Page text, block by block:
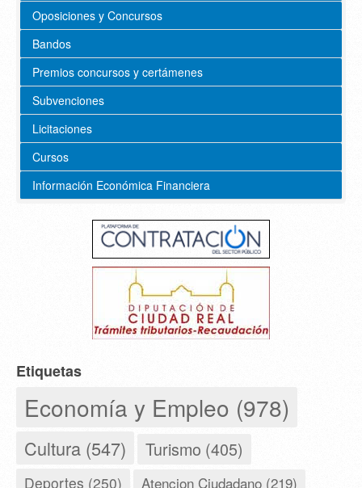
Oposiciones y Concursos
Bandos
Premios concursos y certámenes
Subvenciones
Licitaciones
Cursos
Información Económica Financiera
Etiquetas
Economía y Empleo (978)
Cultura (547) Turismo (405)
Deportes (250) Atencion Ciudadano (219)